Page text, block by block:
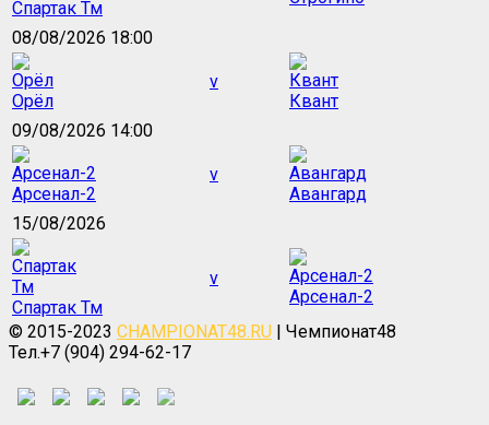
Спартак Тм
08/08/2026 18:00
Орёл
v
Квант
09/08/2026 14:00
Арсенал-2
v
Авангард
15/08/2026
Спартак Тм
v
Арсенал-2
© 2015-2023 CHAMPIONAT48.RU | Чемпионат48
Тел.+7 (904) 294-62-17